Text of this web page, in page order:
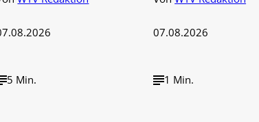
5 Min.
07.08.2026
1 Min.